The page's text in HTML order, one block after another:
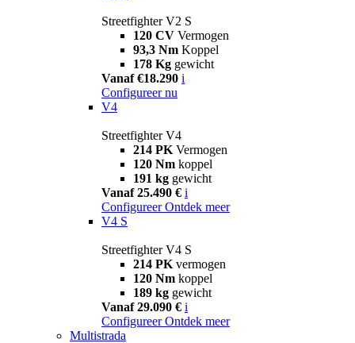
Streetfighter V2 S
120 CV Vermogen
93,3 Nm Koppel
178 Kg gewicht
Vanaf €18.290 i
Configureer nu
V4
Streetfighter V4
214 PK Vermogen
120 Nm koppel
191 kg gewicht
Vanaf 25.490 € i
Configureer Ontdek meer
V4 S
Streetfighter V4 S
214 PK vermogen
120 Nm koppel
189 kg gewicht
Vanaf 29.090 € i
Configureer Ontdek meer
Multistrada